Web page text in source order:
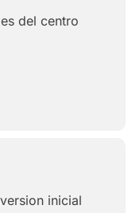
del centro
inicial